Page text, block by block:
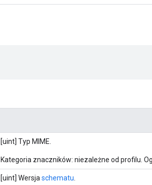
[uint] Typ MIME.
Kategoria znaczników: niezależne od profilu.
[uint] Wersja schematu